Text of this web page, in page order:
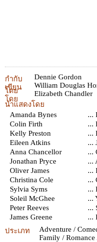
กำกับ
โดย
Dennie Gordon
เขียน
โดย
William Douglas
Elizabeth Chandler
นำแสดงโดย
Amanda Bynes
...
Colin Firth
...
Kelly Preston
...
Eileen Atkins
...
Anna Chancellor
...
Jonathan Pryce
...
Oliver James
...
Christina Cole
...
Sylvia Syms
...
Soleil McGhee
...
Peter Reeves
...
James Greene
...
ประเภท
Adventure /
Family / Romance